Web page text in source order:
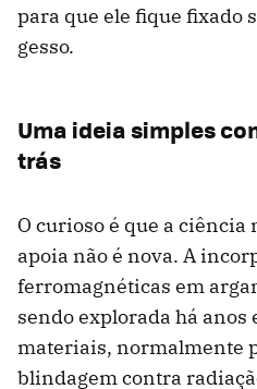
para que ele fique fixado
gesso.
Uma ideia simples
trás
O curioso é que a ciência
apoia não é nova. A
ferromagnéticas em
sendo explorada há anos
materiais, normalmente
blindagem contra